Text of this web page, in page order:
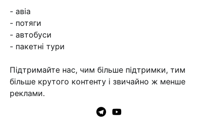
- авіа
- потяги
- автобуси
- пакетні тури
Підтримайте нас, чим більше підтримки, тим
більше крутого контенту і звичайно ж менше
реклами.